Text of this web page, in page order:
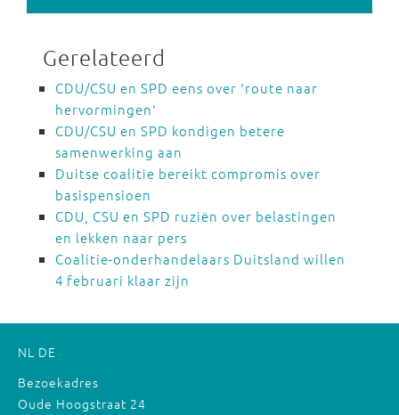
Gerelateerd
CDU/CSU en SPD eens over 'route naar
hervormingen'
CDU/CSU en SPD kondigen betere
samenwerking aan
Duitse coalitie bereikt compromis over
basispensioen
CDU, CSU en SPD ruziën over belastingen
en lekken naar pers
Coalitie-onderhandelaars Duitsland willen
4 februari klaar zijn
NL DE
Bezoekadres
Oude Hoogstraat 24